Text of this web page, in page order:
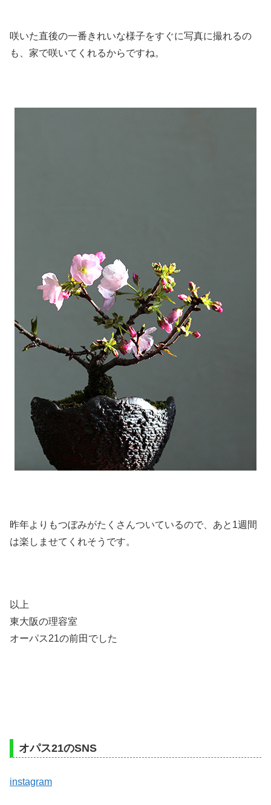
咲いた直後の一番きれいな様子をすぐに写真に撮れるの
も、家で咲いてくれるからですね。
昨年よりもつぼみがたくさんついているので、あと1週間
は楽しませてくれそうです。
以上
東大阪の理容室
オーパス21の前田でした
オパス21のSNS
instagram